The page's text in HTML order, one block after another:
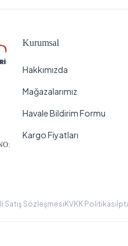
Kurumsal
Hakkımızda
Mağazalarımız
Havale Bildirim Formu
Kargo Fiyatları
Satış SözleşmesiKVKK Politikası